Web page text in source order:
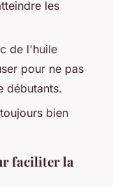
les
de l'huile
pour ne pas
débutants.
bien
faciliter la